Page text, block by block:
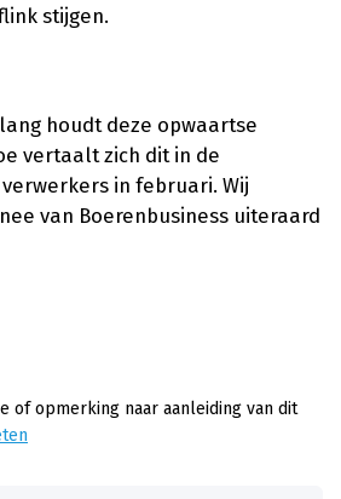
stijgen.
houdt deze opwaartse
vertaalt zich dit in de
in februari. Wij
van Boerenbusiness uiteraard
of opmerking naar aanleiding van dit